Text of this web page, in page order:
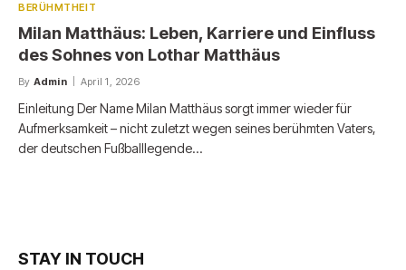
BERÜHMTHEIT
Milan Matthäus: Leben, Karriere und Einfluss
des Sohnes von Lothar Matthäus
By Admin April 1, 2026
Einleitung Der Name Milan Matthäus sorgt immer wieder für
Aufmerksamkeit – nicht zuletzt wegen seines berühmten Vaters,
der deutschen Fußballlegende…
STAY IN TOUCH